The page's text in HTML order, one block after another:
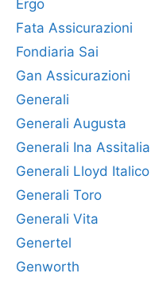
Ergo
Fata Assicurazioni
Fondiaria Sai
Gan Assicurazioni
Generali
Generali Augusta
Generali Ina Assitalia
Generali Lloyd Italico
Generali Toro
Generali Vita
Genertel
Genworth